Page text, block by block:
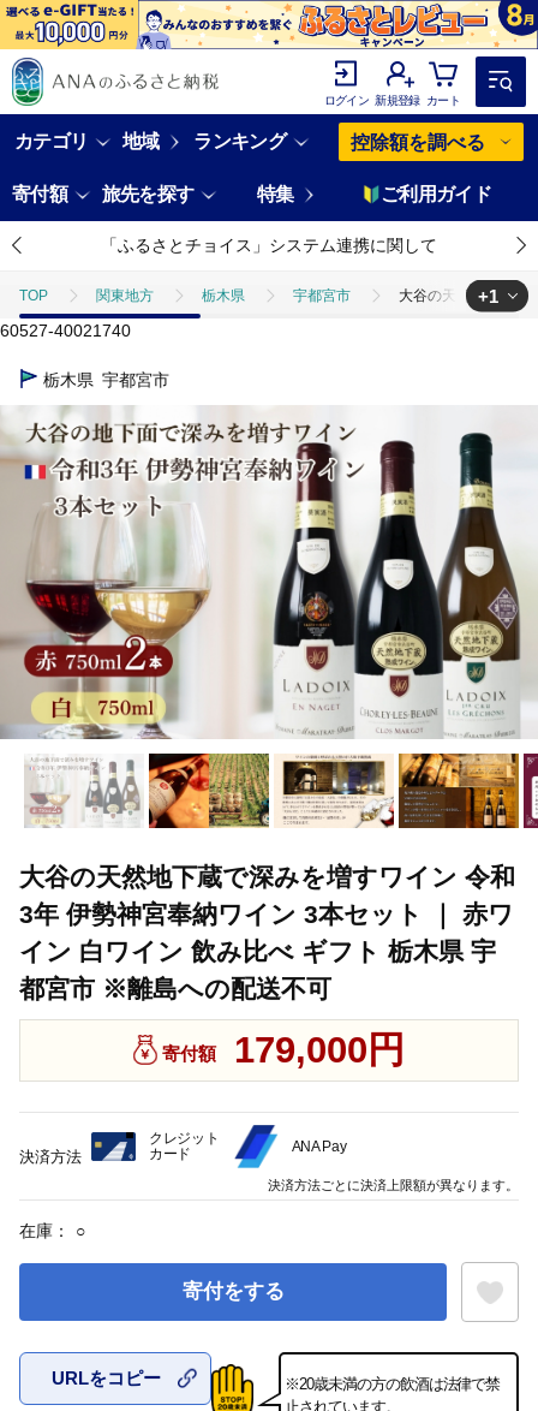
ログイン 新規登録 カート
カテゴリ 地域 ランキング 控除額を調べる
寄付額 旅先を探す 特集 ご利用ガイド
「ふるさとチョイス」システム連携に関して
TOP 関東地方 栃木県 宇都宮市 大谷の天然地下蔵で
TOP 酒
+1
60527-40021740
栃木県 宇都宮市
大谷の天然地下蔵で深みを増すワイン 令和
3年 伊勢神宮奉納ワイン 3本セット ｜ 赤ワ
イン 白ワイン 飲み比べ ギフト 栃木県 宇
都宮市 ※離島への配送不可
寄付額 179,000円
在庫： ○
寄付をする
お気に入
URLをコピー
※20歳未満の方の飲酒は法律で禁
止されています。
決済方法
クレジット
カード
ANA Pay
決済方法ごとに決済上限額が異なります。